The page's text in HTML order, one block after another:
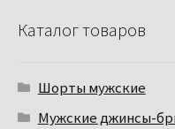
Каталог товаров
Шорты мужские
Мужские джинсы-